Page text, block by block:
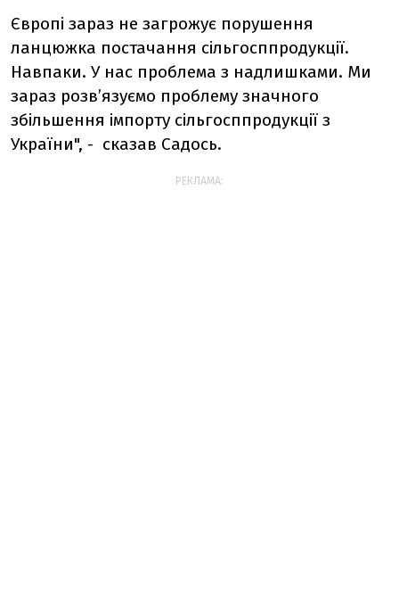
Європі зараз не загрожує порушення
ланцюжка постачання сільгосппродукції.
Навпаки. У нас проблема з надлишками. Ми
зараз розв’язуємо проблему значного
збільшення імпорту сільгосппродукції з
України", - сказав Садось.
РЕКЛАМА: